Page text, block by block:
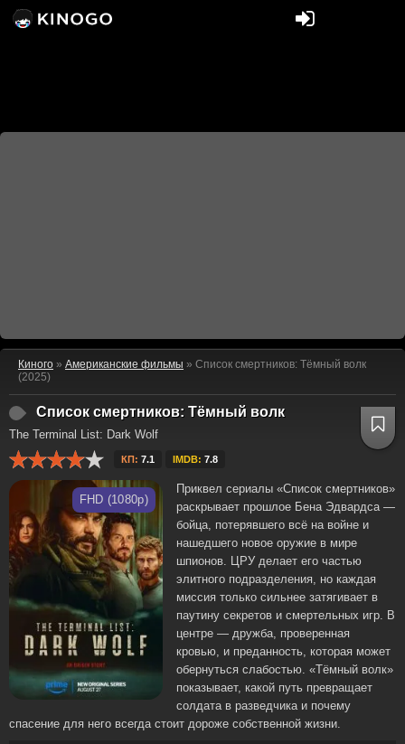
Киного » Американские фильмы » Список смертников: Тёмный волк
(2025)
Список смертников: Тёмный волк
The Terminal List: Dark Wolf
КП: 7.1 IMDB: 7.8
FHD (1080p)
Приквел сериалы «Список смертников»
раскрывает прошлое Бена Эдвардса —
бойца, потерявшего всё на войне и
нашедшего новое оружие в мире
шпионов. ЦРУ делает его частью
элитного подразделения, но каждая
миссия только сильнее затягивает в
паутину секретов и смертельных игр. В
центре — дружба, проверенная
кровью, и преданность, которая может
обернуться слабостью. «Тёмный волк»
показывает, какой путь превращает
солдата в разведчика и почему
спасение для него всегда стоит дороже собственной жизни.